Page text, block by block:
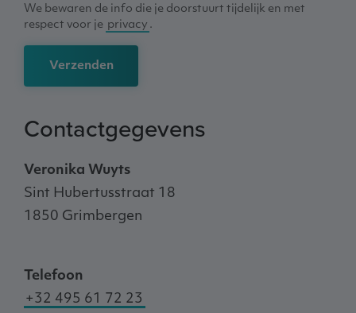
We bewaren de info die je doorstuurt tijdelijk en met
respect voor je privacy .
Verzenden
Contactgegevens
Veronika Wuyts
Sint Hubertusstraat 18
1850 Grimbergen
Telefoon
+32 495 61 72 23